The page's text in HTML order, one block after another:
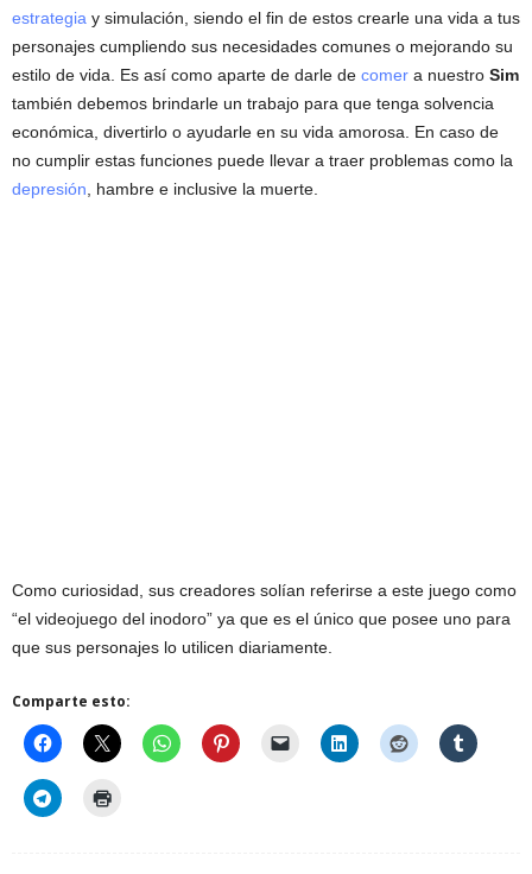
estrategia y simulación, siendo el fin de estos crearle una vida a tus
personajes cumpliendo sus necesidades comunes o mejorando su
estilo de vida. Es así como aparte de darle de comer a nuestro Sim
también debemos brindarle un trabajo para que tenga solvencia
económica, divertirlo o ayudarle en su vida amorosa. En caso de
no cumplir estas funciones puede llevar a traer problemas como la
depresión , hambre e inclusive la muerte.
Como curiosidad, sus creadores solían referirse a este juego como
“el videojuego del inodoro” ya que es el único que posee uno para
que sus personajes lo utilicen diariamente.
Comparte esto: